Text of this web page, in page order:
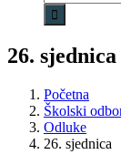
26. sjednica
Početna
Školski
Odluke
26. sjednica